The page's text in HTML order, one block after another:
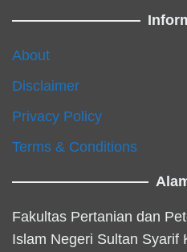
About
Disclaimer
Privacy Policy
Terms & Conditions
Fakultas Pertanian dan
Islam Negeri Sultan Syarif